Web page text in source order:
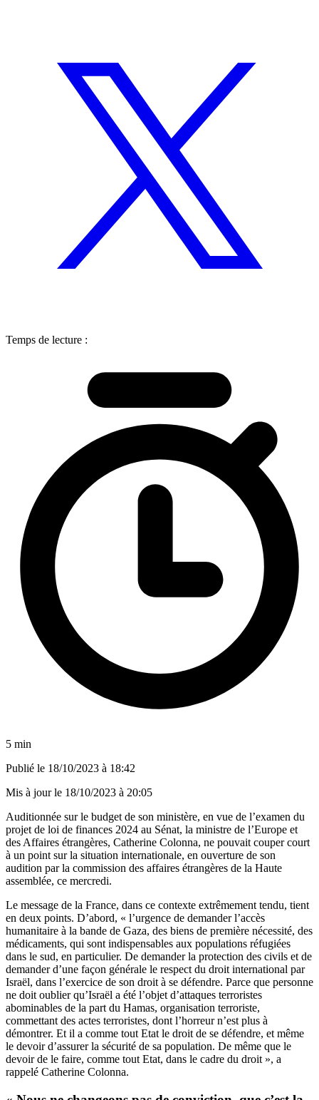
Temps de lecture :
5 min
Publié le 18/10/2023 à 18:42
Mis à jour le 18/10/2023 à 20:05
Auditionnée sur le budget de son ministère, en vue de l’examen du
projet de loi de finances 2024 au Sénat, la ministre de l’Europe et
des Affaires étrangères, Catherine Colonna, ne pouvait couper court
à un point sur la situation internationale, en ouverture de son
audition par la commission des affaires étrangères de la Haute
assemblée, ce mercredi.
Le message de la France, dans ce contexte extrêmement tendu, tient
en deux points. D’abord, « l’urgence de demander l’accès
humanitaire à la bande de Gaza, des biens de première nécessité, des
médicaments, qui sont indispensables aux populations réfugiées
dans le sud, en particulier. De demander la protection des civils et de
demander d’une façon générale le respect du droit international par
Israël, dans l’exercice de son droit à se défendre. Parce que personne
ne doit oublier qu’Israël a été l’objet d’attaques terroristes
abominables de la part du Hamas, organisation terroriste,
commettant des actes terroristes, dont l’horreur n’est plus à
démontrer. Et il a comme tout Etat le droit de se défendre, et même
le devoir d’assurer la sécurité de sa population. De même que le
devoir de le faire, comme tout Etat, dans le cadre du droit », a
rappelé Catherine Colonna.